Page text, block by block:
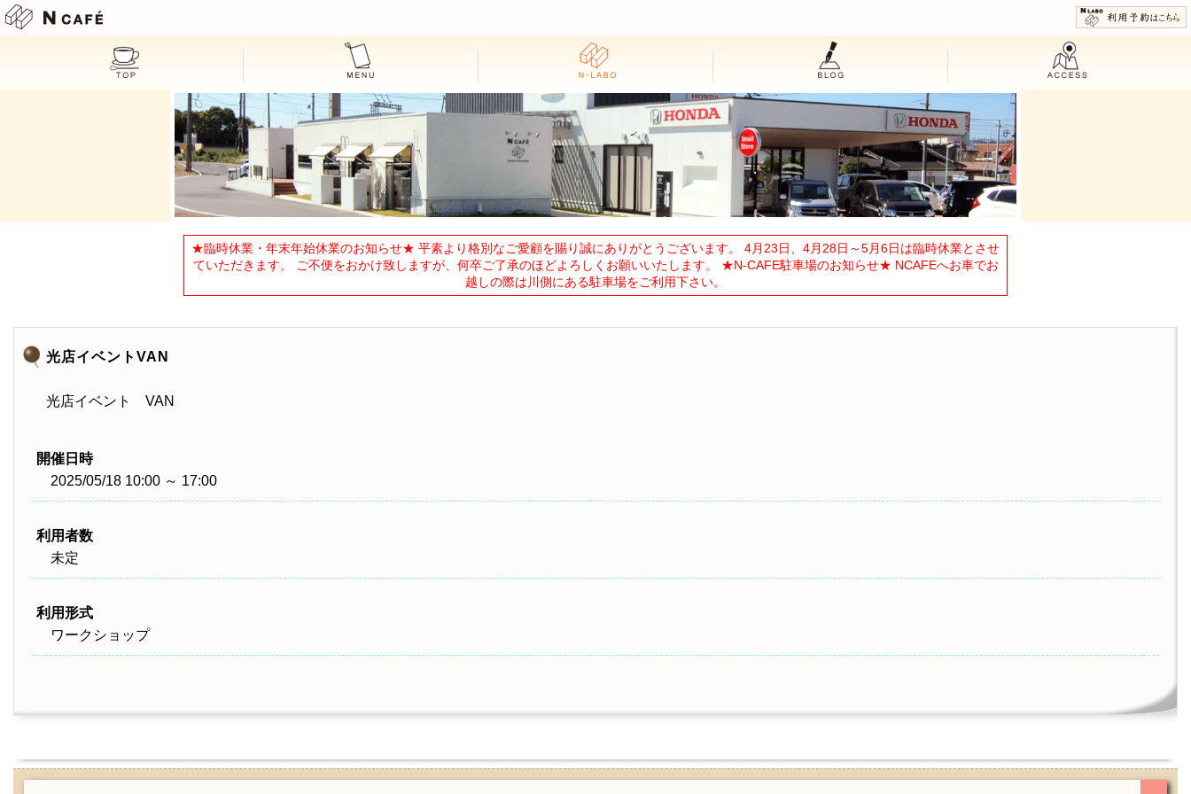
★臨時休業・年末年始休業のお知らせ★ 平素より格別なご愛顧を賜り誠にありがとうございます。 4月23日、4月28日～5月6日は臨時休業とさせ
ていただきます。 ご不便をおかけ致しますが、何卒ご了承のほどよろしくお願いいたします。 ★N-CAFE駐車場のお知らせ★ NCAFEへお車でお
越しの際は川側にある駐車場をご利用下さい。
光店イベントVAN
光店イベント VAN
開催日時
2025/05/18 10:00 ～ 17:00
利用者数
未定
利用形式
ワークショップ